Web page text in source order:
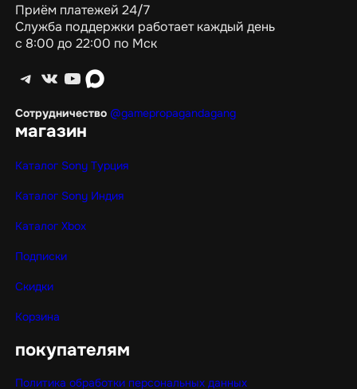
Приём платежей 24/7
Служба поддержки работает каждый день
с 8:00 до 22:00 по Мск
Telegram ВКонтакте YouTube max
Сотрудничество @gamepropagandagang
магазин
Каталог Sony Турция
Каталог Sony Индия
Каталог Xbox
Подписки
Скидки
Корзина
покупателям
Политика обработки персональных данных